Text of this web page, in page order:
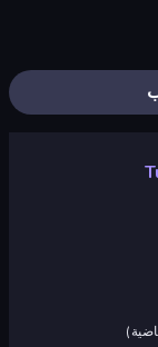
)